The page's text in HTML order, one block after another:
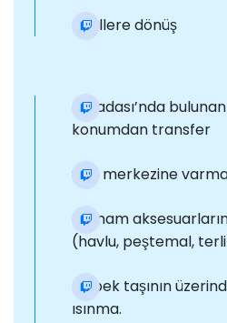
Otellere dönüş
Kuşadası’nda
konumdan transfer
Spa merkezine
Hamam
(havlu, peştemal,
Göbek taşının
ısınma.